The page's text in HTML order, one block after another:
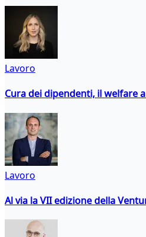
Lavoro
Cura dei dipendenti, il welfare
Lavoro
Al via la VII edizione della